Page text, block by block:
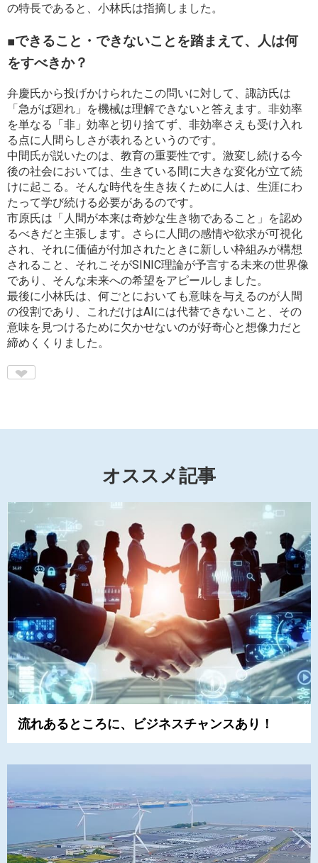
の特長であると、小林氏は指摘しました。
■できること・できないことを踏まえて、人は何
をすべきか？
弁慶氏から投げかけられたこの問いに対して、諏訪氏は
「急がば廻れ」を機械は理解できないと答えます。非効率
を単なる「非」効率と切り捨てず、非効率さえも受け入れ
る点に人間らしさが表れるというのです。
中間氏が説いたのは、教育の重要性です。激変し続ける今
後の社会においては、生きている間に大きな変化が立て続
けに起こる。そんな時代を生き抜くために人は、生涯にわ
たって学び続ける必要があるのです。
市原氏は「人間が本来は奇妙な生き物であること」を認め
るべきだと主張します。さらに人間の感情や欲求が可視化
され、それに価値が付加されたときに新しい枠組みが構想
されること、それこそがSINIC理論が予言する未来の世界像
であり、そんな未来への希望をアピールしました。
最後に小林氏は、何ごとにおいても意味を与えるのが人間
の役割であり、これだけはAIには代替できないこと、その
意味を見つけるために欠かせないのが好奇心と想像力だと
締めくくりました。
♥
オススメ記事
流れあるところに、ビジネスチャンスあり！